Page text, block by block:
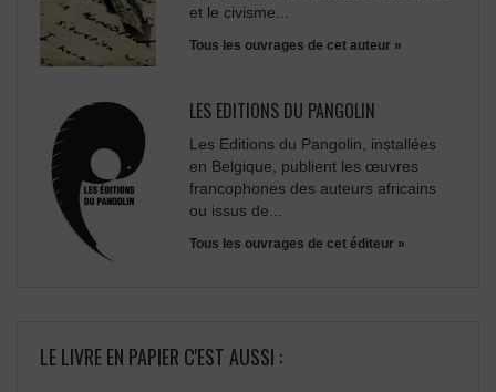
et le civisme...
Tous les ouvrages de cet auteur »
LES EDITIONS DU PANGOLIN
Les Editions du Pangolin, installées
en Belgique, publient les œuvres
francophones des auteurs africains
ou issus de...
Tous les ouvrages de cet éditeur »
LE LIVRE EN PAPIER C'EST AUSSI :